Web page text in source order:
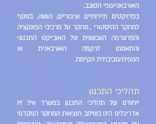
האורבאני/נופי הסובב.
בפרויקטים תיירותיים וציבוריים, נעשה, בנוסף
למחקר ההיסטורי , מחקר על מרכיבי הפונקציה
והפרוגרמה העכשווית של האובייקט התכנוני
והתאמתו לרקמה האורבאנית או
הנופית/סביבתית הקיימת.
תהליכי התכנון
ייחודם של תהליכי התכנון במשרד איל זיו
אדריכלים הינו בשילוב תוצאות המחקר המקדמי